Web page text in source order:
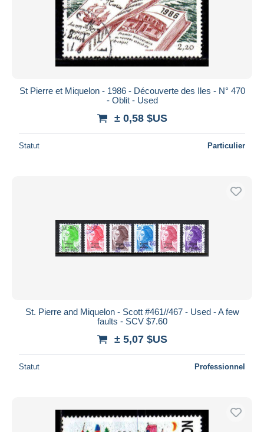
St Pierre et Miquelon - 1986 - Découverte des Iles - N° 470
- Oblit - Used
± 0,58 $US
Statut Particulier
St. Pierre and Miquelon - Scott #461//467 - Used - A few
faults - SCV $7.60
± 5,07 $US
Statut Professionnel